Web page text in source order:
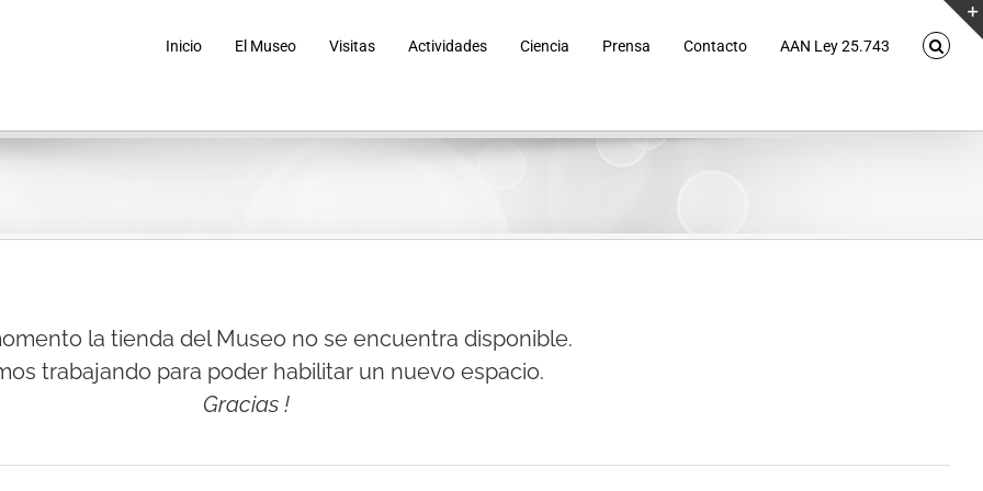
Inicio El Museo Visitas Actividades Ciencia Prensa Contacto AAN Ley 25.743
la tienda del Museo no se encuentra disponible.
trabajando para poder habilitar un nuevo espacio.
Gracias !